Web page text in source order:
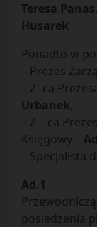
Teresa Panas,
Husarek
Ponadto w
– Prezes
– Z- ca
Urbanek,
– Z – ca
Księgowy –
– Specjalista
Ad.1
posiedzenia